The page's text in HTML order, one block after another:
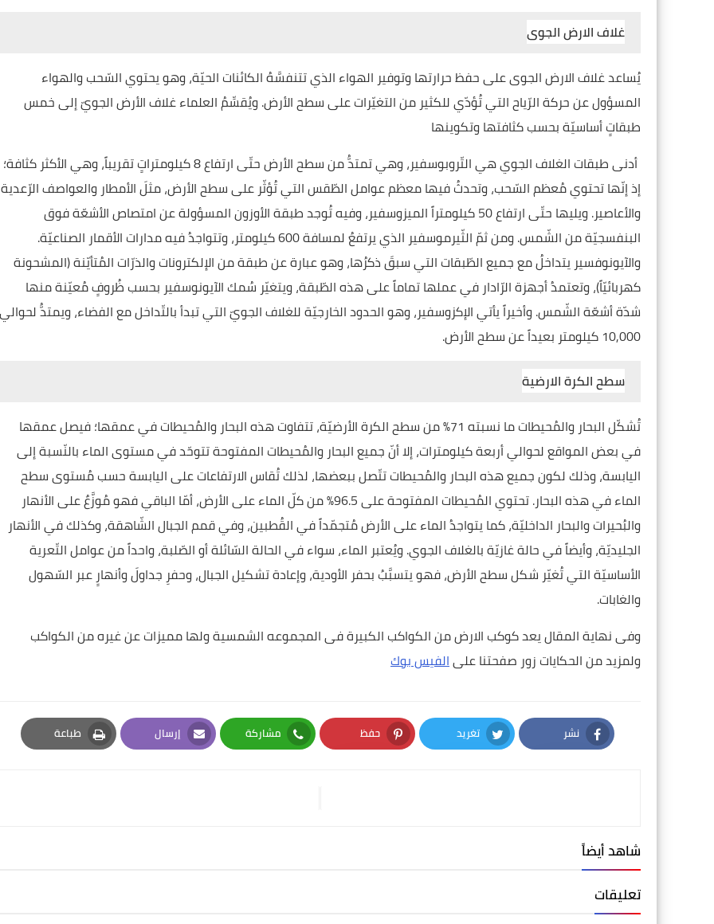
غلاف الارض الجوى
يُساعد غلاف الارض الجوى على حفظ حرارتها وتوفير الهواء الذي تتنفسَّهُ الكائنات الحيّة، وهو يحتوي السّحب والهواء
المسؤول عن حركة الرّياح التي تُؤدّي للكثير من التغيّرات على سطح الأرض. ويُقسِّمُ العلماء غلاف الأرض الجويّ إلى خمس
طبقاتٍ أساسيّة بحسب كثافتها وتكوينها
أدنى طبقات الغلاف الجوي هي التّروبوسفير، وهي تمتدُّ من سطح الأرض حتّى ارتفاع 8 كيلومتراتٍ تقريباً، وهي الأكثر كثافة؛
إذ إنّها تحتوي مُعظم السّحب، وتحدثُ فيها معظم عوامل الطّقس التي تُؤثّر على سطح الأرض، مثلَ الأمطار والعواصف الرّعدية
والأعاصير. ويليها حتّى ارتفاع 50 كيلومتراً الميزوسفير، وفيه تُوجد طبقة الأوزون المسؤولة عن امتصاص الأشعّة فوق
البنفسجيّة من الشّمس. ومن ثمّ الثّيرموسفير الذي يرتفعُ لمسافة 600 كيلومتر، وتتواجدُ فيه مدارات الأقمار الصناعيّة.
والآيونوفسير يتداخلُ مع جميع الطّبقات التي سبقَ ذكرُها، وهو عبارة عن طبقة من الإلكترونات والذرّات المُتأيّنة (المشحونة
كهربائيّاً)، وتعتمدُ أجهزة الرّادار في عملها تماماً على هذه الطّبقة، ويتغيّر سُمك الآيونوسفير بحسب ظُروفٍ مُعيّنة منها
شدّة أشعّة الشّمس. وأخيراً يأتي الإكزوسفير، وهو الحدود الخارجيّة للغلاف الجويّ التي تبدأ بالتّداخل مع الفضاء، ويمتدُّ لحوالي
10,000 كيلومتر بعيداً عن سطح الأرض.
سطح الكرة الارضية
تُشكّل البحار والمُحيطات ما نسبته 71% من سطح الكرة الأرضيّة، تتفاوت هذه البحار والمُحيطات في عمقها؛ فيصل عمقها
في بعض المواقع لحوالي أربعة كيلومترات، إلا أنّ جميع البحار والمُحيطات المفتوحة تتوحّد في مستوى الماء بالنّسبة إلى
اليابسة، وذلك لكون جميع هذه البحار والمُحيطات تتّصل ببعضها، لذلك تُقاس الارتفاعات على اليابسة حسب مُستوى سطح
الماء في هذه البحار. تحتوي المُحيطات المفتوحة على 96.5% من كلّ الماء على الأرض، أمّا الباقي فهو مُوزَّعٌ على الأنهار
والبُحيرات والبحار الداخليّة، كما يتواجدُ الماء على الأرض مُتجمّداً في القُطبين، وفي قمم الجبال الشّاهقة، وكذلك في الأنهار
الجليديّة، وأيضاً في حالة غازيّة بالغلاف الجوي. ويُعتبر الماء، سواء في الحالة السّائلة أو الصّلبة، واحداً من عوامل التّعرية
الأساسيّة التي تُغيّر شكل سطح الأرض، فهو يتسبَّبُ بحفر الأودية، وإعادة تشكيل الجبال، وحفرِ جداولَ وأنهارٍ عبر السّهول
والغابات.
وفى نهاية المقال يعد كوكب الارض من الكواكب الكبيرة فى المجموعه الشمسية ولها مميزات عن غيره من الكواكب
ولمزيد من الحكايات زور صفحتنا علىالفيس بوك
نشر
Facebook
تغريد
Twitter
حفظ
Pinterest
مشاركة
Whatsapp
إرسال
Email
طباعة
Print
شاهد أيضاً
تعليقات